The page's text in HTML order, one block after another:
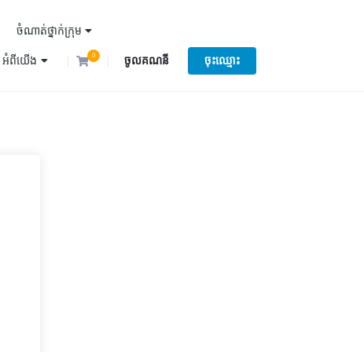
ចំណាត់ថ្នាក់ក្រុម
អំពីយើង 0 ចូលគណនី ចុះឈ្មោះ